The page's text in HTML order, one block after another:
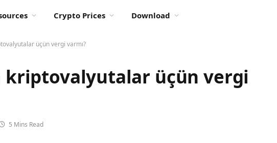
Crypto Prices Download
üçün vergi varmı?
kriptovalyutalar üçün vergi
5 Mins Read